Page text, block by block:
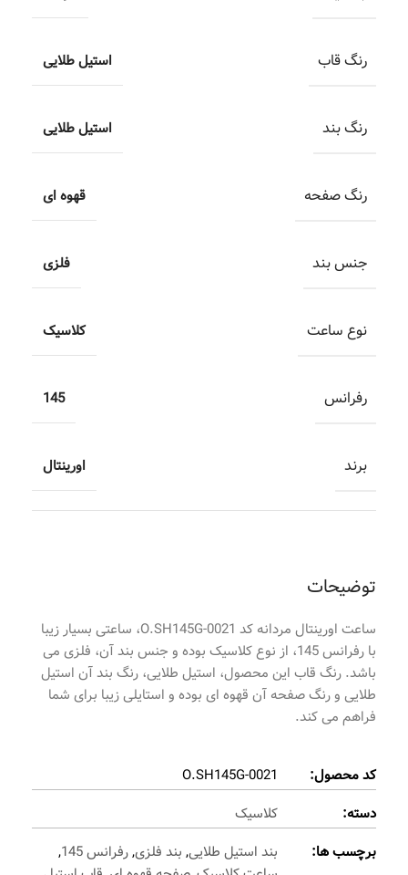
توضیحات
ساعت اورینتال مردانه کد O.SH145G-0021، ساعتی بسیار زیبا
با رفرانس 145، از نوع کلاسیک بوده و جنس بند آن، فلزی می
باشد. رنگ قاب این محصول، استیل طلایی، رنگ بند آن استیل
طلایی و رنگ صفحه آن قهوه ای بوده و استایلی زیبا برای شما
فراهم می کند.
کد محصول:
O.SH145G-0021
دسته:
کلاسیک
برچسب ها:
بند استیل طلایی, بند فلزی,رفرانس 145
,
رنگ قاب استیل طلایی
رنگ بند استیل طلایی
رنگ صفحه قهوه ای
جنس بند فلزی
نوع ساعت کلاسیک
رفرانس 145
برند اورینتال